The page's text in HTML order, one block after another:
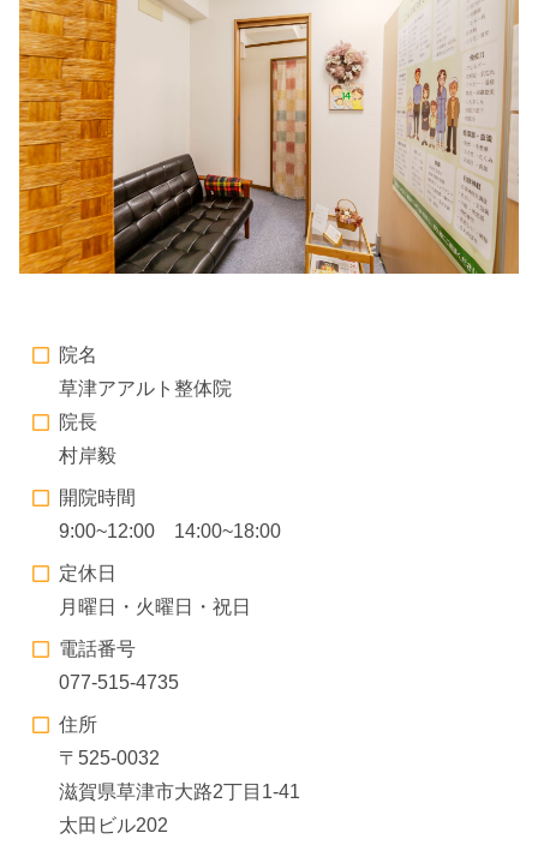
院名
草津アアルト整体院
院長
村岸毅
開院時間
9:00~12:00 14:00~18:00
定休日
月曜日・火曜日・祝日
電話番号
077-515-4735
住所
〒525-0032
滋賀県草津市大路2丁目1-41
太田ビル202